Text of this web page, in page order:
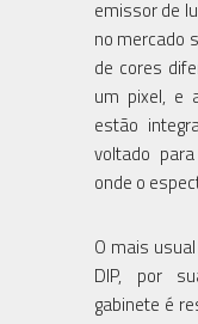
emissor de
no mercado
de cores
um pixel, e
estão
voltado
onde o
O mais
DIP, por
gabinete é